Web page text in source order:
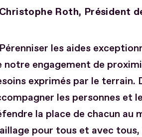
Roth, Président
les aides
notre engagement de
exprimés par le terrain.
les personnes et
la place de chacun au
pour tous et avec